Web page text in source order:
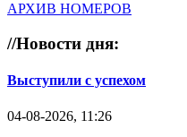
АРХИВ НОМЕРОВ
//Новости дня:
Выступили с успехом
04-08-2026, 11:26